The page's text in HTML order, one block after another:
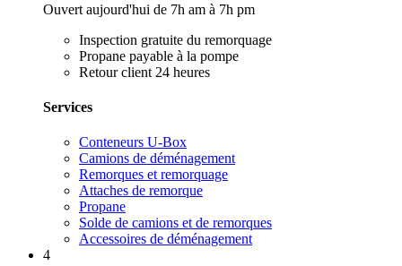
Ouvert aujourd'hui de 7h am à 7h pm
Inspection gratuite du remorquage
Propane payable à la pompe
Retour client 24 heures
Services
Conteneurs U-Box
Camions de déménagement
Remorques et remorquage
Attaches de remorque
Propane
Solde de camions et de remorques
Accessoires de déménagement
4